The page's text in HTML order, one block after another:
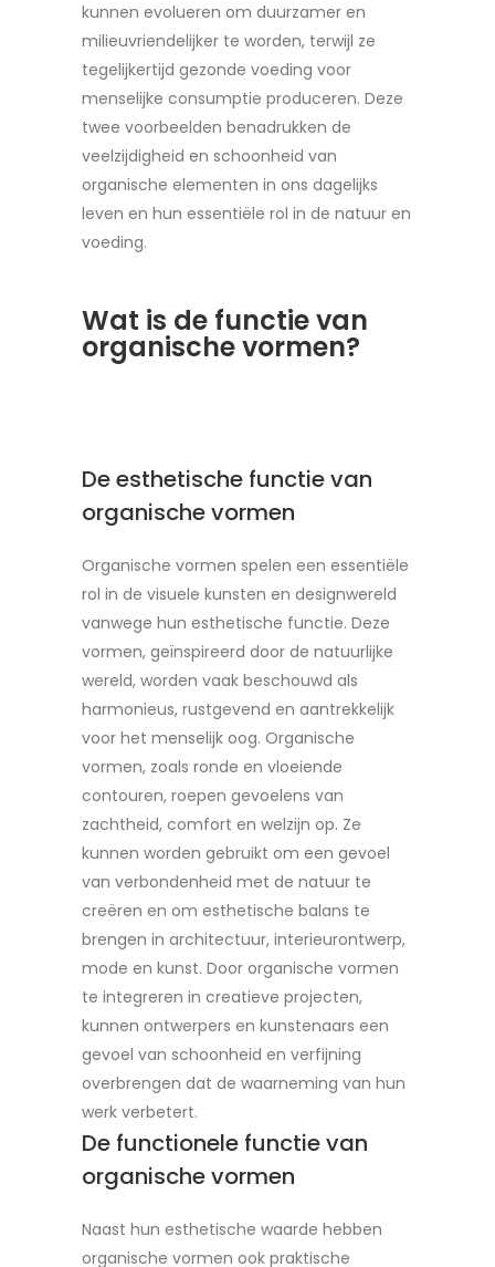
kunnen evolueren om duurzamer en
milieuvriendelijker te worden, terwijl ze
tegelijkertijd gezonde voeding voor
menselijke consumptie produceren. Deze
twee voorbeelden benadrukken de
veelzijdigheid en schoonheid van
organische elementen in ons dagelijks
leven en hun essentiële rol in de natuur en
voeding.
Wat is de functie van
organische vormen?
De esthetische functie van
organische vormen
Organische vormen spelen een essentiële
rol in de visuele kunsten en designwereld
vanwege hun esthetische functie. Deze
vormen, geïnspireerd door de natuurlijke
wereld, worden vaak beschouwd als
harmonieus, rustgevend en aantrekkelijk
voor het menselijk oog. Organische
vormen, zoals ronde en vloeiende
contouren, roepen gevoelens van
zachtheid, comfort en welzijn op. Ze
kunnen worden gebruikt om een gevoel
van verbondenheid met de natuur te
creëren en om esthetische balans te
brengen in architectuur, interieurontwerp,
mode en kunst. Door organische vormen
te integreren in creatieve projecten,
kunnen ontwerpers en kunstenaars een
gevoel van schoonheid en verfijning
overbrengen dat de waarneming van hun
werk verbetert.
De functionele functie van
organische vormen
Naast hun esthetische waarde hebben
organische vormen ook praktische